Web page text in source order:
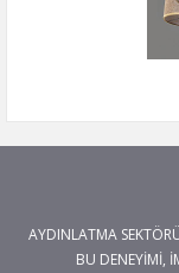
AYDINLATMA
BU DENEYİMİ,